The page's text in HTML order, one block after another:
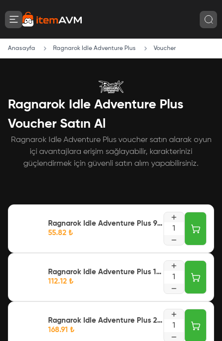
Anasayfa Ragnarok Idle Adventure Plus Voucher
Ragnarok Idle Adventure Plus
Voucher Satın Al
Ragnarok Idle Adventure Plus voucher satın alarak oyun
içi avantajlara erişim sağlayabilir, karakterinizi
güçlendirmek için güvenli satın alım yapabilirsiniz.
Ragnarok Idle Adventure Plus 99 + 3 Voucher
55.82 ₺
1
Ragnarok Idle Adventure Plus 199 + 10 Voucher
112.12 ₺
1
Ragnarok Idle Adventure Plus 299 + 21 Voucher
168.91 ₺
1